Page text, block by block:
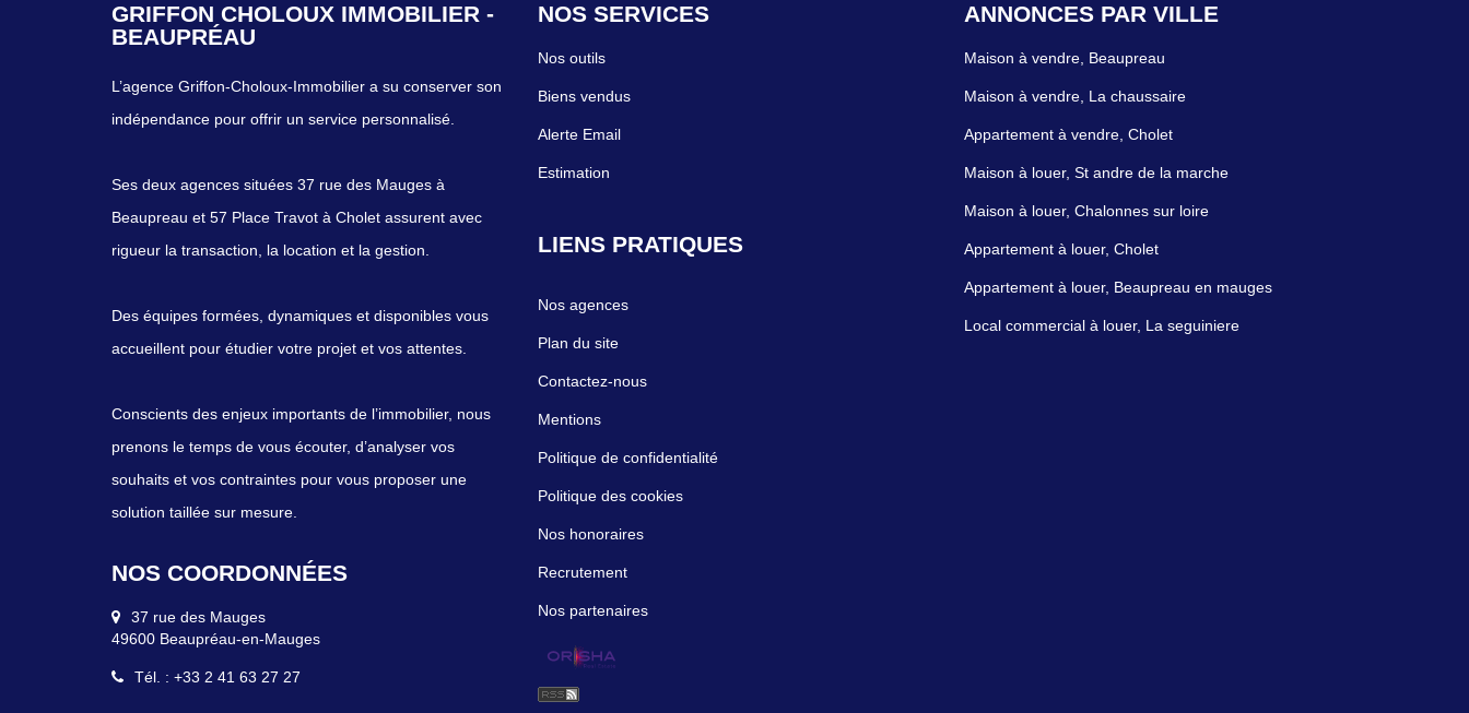
GRIFFON CHOLOUX IMMOBILIER -
BEAUPRÉAU
L’agence Griffon-Choloux-Immobilier a su conserver son
indépendance pour offrir un service personnalisé.
Ses deux agences situées 37 rue des Mauges à
Beaupreau et 57 Place Travot à Cholet assurent avec
rigueur la transaction, la location et la gestion.
Des équipes formées, dynamiques et disponibles vous
accueillent pour étudier votre projet et vos attentes.
Conscients des enjeux importants de l’immobilier, nous
prenons le temps de vous écouter, d’analyser vos
souhaits et vos contraintes pour vous proposer une
solution taillée sur mesure.
NOS COORDONNÉES
37 rue des Mauges
49600 Beaupréau-en-Mauges
Tél. : +33 2 41 63 27 27
GRIFFON CHOLOUX IMMOBILIER -
CHOLET
L’agence Griffon-Choloux-Immobilier a su conserver son
indépendance pour offrir un service personnalisé.
Ses deux agences situées 37 rue des Mauges à
Beaupreau et 57 Place Travot à Cholet assurent avec
rigueur la transaction, la location et la gestion.
Des équipes formées, dynamiques et disponibles vous
accueillent pour étudier votre projet et vos attentes.
Conscients des enjeux importants de l’immobilier, nous
prenons le temps de vous écouter, d’analyser vos
souhaits et vos contraintes pour vous proposer une
solution taillée sur mesure.
NOS COORDONNÉES
57 place Travot
49300 Cholet
Tél. : +33 2 41 56 42 33
NOS SERVICES
Nos outils
Biens vendus
Alerte Email
Estimation
LIENS PRATIQUES
Nos agences
Plan du site
Contactez-nous
Mentions
Politique de confidentialité
Politique des cookies
Nos honoraires
Recrutement
Nos partenaires
ANNONCES PAR VILLE
Maison à vendre, Beaupreau
Maison à vendre, La chaussaire
Appartement à vendre, Cholet
Maison à louer, St andre de la marche
Maison à louer, Chalonnes sur loire
Appartement à louer, Cholet
Appartement à louer, Beaupreau en mauges
Local commercial à louer, La seguiniere